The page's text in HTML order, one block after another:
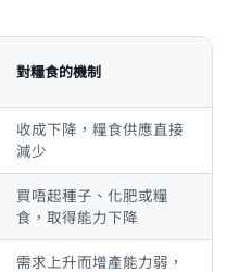
對糧食的機制
收成下降，糧食供應直接
減少
買唔起種子、化肥或糧
食，取得能力下降
需求上升而增產能力弱，